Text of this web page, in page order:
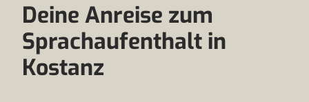
Deine Anreise zum
Sprachaufenthalt in
Kostanz